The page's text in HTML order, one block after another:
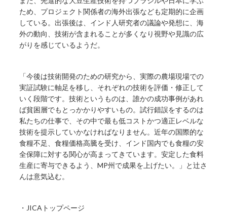
ため、プロジェクト関係者の海外出張なども定期的に企画
している。出張後は、インド人研究者の議論や発想に、海
外の動向、技術が含まれることが多くなり視野や見識の広
がりを感じているようだ。
「今後は技術開発のための研究から、実際の農場現場での
実証試験に軸足を移し、それぞれの技術を評価・修正して
いく段階です。技術というものは、誰かの成功事例があれ
ば貧困層でもとっかかりやすいもの。試行錯誤をするのは
私たちの仕事で、その中で最も低コストかつ適正レベルな
技術を提示していかなければなりません。近年の国際的な
食糧不足、食糧価格高騰を受け、インド国内でも食糧の安
全保障に対する関心が高まってきています。安定した食料
生産に寄与できるよう、MP州で成果を上げたい。」と辻さ
んは意気込む。
・JICAトップページ